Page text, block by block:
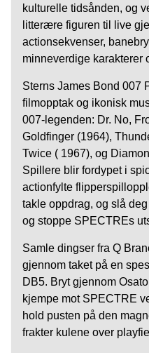
kulturelle tidsånden, og
litterære figuren til live
actionsekvenser,
minneverdige karakterer
Sterns James Bond 007
filmopptak og ikonisk
007-legenden: Dr. No,
Goldfinger (1964),
Twice ( 1967), og
Spillere blir fordypet i
actionfylte
takle oppdrag, og slå
og stoppe SPECTREs
Samle dingser fra Q
gjennom taket på en
DB5. Bryt gjennom
kjempe mot SPECTRE
hold pusten på den
frakter kulene over